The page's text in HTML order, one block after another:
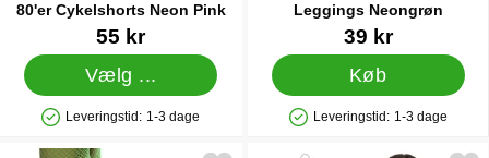
80'er Cykelshorts Neon Pink
Varenr 2008655 kr
Vælg ...
Produkttilgængelighed: På lager
Leveringstid: 1-3 dage
Leggings Neongrøn
Varenr 8309839 kr
Køb
Produkttilgængelighed: På lager
Leveringstid: 1-3 dage